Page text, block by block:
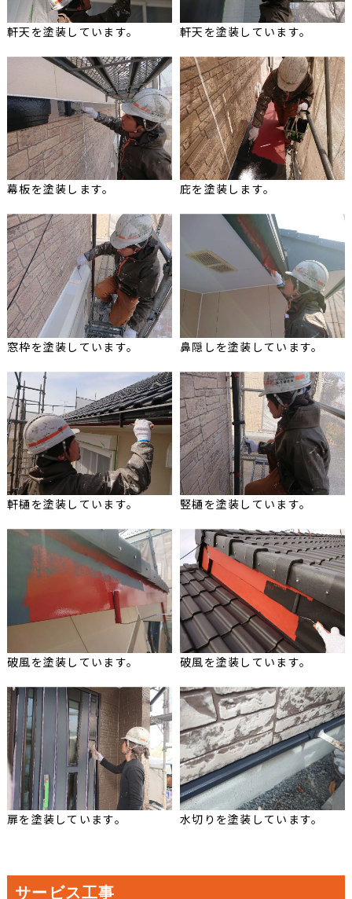
軒天を塗装しています。 軒天を塗装しています。
幕板を塗装します。 庇を塗装します。
窓枠を塗装しています。 鼻隠しを塗装しています。
軒樋を塗装しています。 竪樋を塗装しています。
破風を塗装しています。 破風を塗装しています。
扉を塗装しています。 水切りを塗装しています。
サービス工事